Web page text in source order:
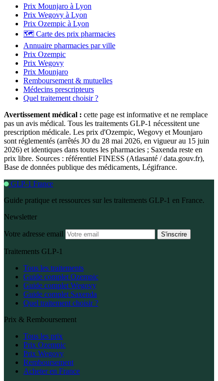
Prix Mounjaro à Lyon
Prix Wegovy à Lyon
Prix Ozempic à Lyon
🗺️ Carte des prix pharmacies
Annuaire pharmacies par ville
Prix Ozempic
Prix Wegovy
Prix Mounjaro
Remboursement & mutuelles
Médecins prescripteurs
Quel traitement choisir ?
Avertissement médical : cette page est informative et ne remplace
pas un avis médical. Tous les traitements GLP-1 nécessitent une
prescription médicale. Les prix d'Ozempic, Wegovy et Mounjaro
sont réglementés (arrêtés JO du 28 mai 2026, en vigueur au 15 juin
2026) et identiques dans toutes les pharmacies ; Saxenda reste en
prix libre. Sources : référentiel FINESS (Atlasanté / data.gouv.fr),
Base de données publique des médicaments, Légifrance.
GLP-1 France
Guide pratique et ressources sur les traitements GLP-1 en France.
Newsletter
Votre adresse email S'inscrire
Traitements GLP-1
Tous les traitements
Guide complet Ozempic
Guide complet Wegovy
Guide complet Saxenda
Quel traitement choisir ?
Prix & Remboursement
Tous les prix
Prix Ozempic
Prix Wegovy
Remboursement
Acheter en France